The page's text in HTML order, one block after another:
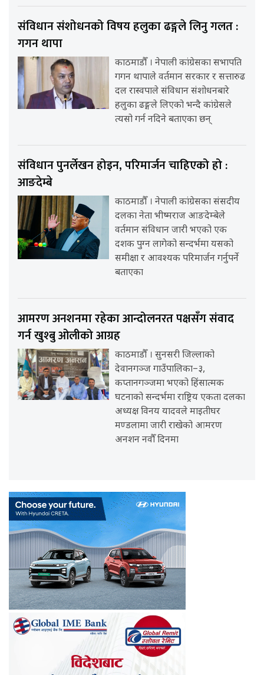
संविधान संशोधनको विषय हलुका ढङ्गले लिनु गलत :
गगन थापा
काठमाडौँ । नेपाली कांग्रेसका सभापति
गगन थापाले वर्तमान सरकार र सत्तारुढ
दल रास्वपाले संविधान संशोधनबारे
हलुका ढङ्गले लिएको भन्दै कांग्रेसले
त्यसो गर्न नदिने बताएका छन्
संविधान पुनर्लेखन होइन, परिमार्जन चाहिएको हो :
आङदेम्बे
काठमाडौँ । नेपाली कांग्रेसका संसदीय
दलका नेता भीष्मराज आङदेम्बेले
वर्तमान संविधान जारी भएको एक
दशक पुग्न लागेको सन्दर्भमा यसको
समीक्षा र आवश्यक परिमार्जन गर्नुपर्ने
बताएका
आमरण अनशनमा रहेका आन्दोलनरत पक्षसँग संवाद
गर्न खुश्बु ओलीको आग्रह
काठमाडौँ । सुनसरी जिल्लाको
देवानगञ्ज गाउँपालिका–३,
कप्तानगञ्जमा भएको हिंसात्मक
घटनाको सन्दर्भमा राष्ट्रिय एकता दलका
अध्यक्ष विनय यादवले माइतीघर
मण्डलामा जारी राखेको आमरण
अनशन नवौँ दिनमा